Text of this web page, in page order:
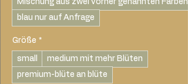
Mischung aus zwei vorher genannten Farben
blau nur auf Anfrage
Größe *
small
medium mit mehr Blüten
premium-blüte an blüte